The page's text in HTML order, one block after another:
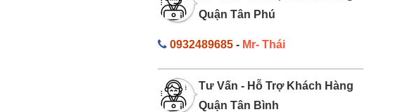
Quận Tân Phú
0932489685- Mr- Thái
Tư Vấn - Hỗ Trợ Khách Hàng
Quận Tân Bình